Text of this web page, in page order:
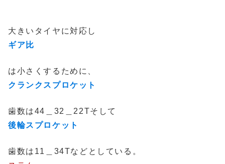
大きいタイヤに対応し
ギア比
は小さくするために、
クランクスプロケット
歯数は44＿32＿22Tそして
後輪スプロケット
歯数は11＿34Tなどとしている。